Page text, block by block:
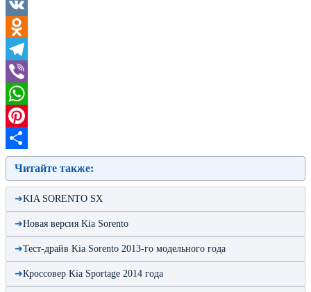
Facebook
VK
Odnoklassniki
Telegram
Viber
WhatsApp
Pinterest
Отправить
Читайте также:
KIA SORENTO SX
Новая версия Kia Sorento
Тест-драйв Kia Sorento 2013-го модельного года
Кроссовер Kia Sportage 2014 года